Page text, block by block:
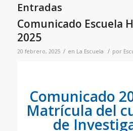
Entradas
Comunicado Escuela
2025
20 febrero, 2025 / en La Escuela / por
Comunicado
Matrícula del
de